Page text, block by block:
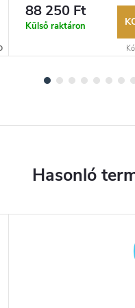
évre. Akár 100 napos
lehetőség. Hivatalos
88 250 Ft
Külső raktáron